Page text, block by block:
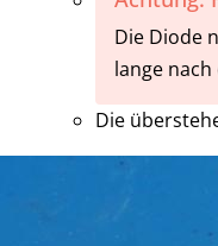
Die Diode
lange
Die